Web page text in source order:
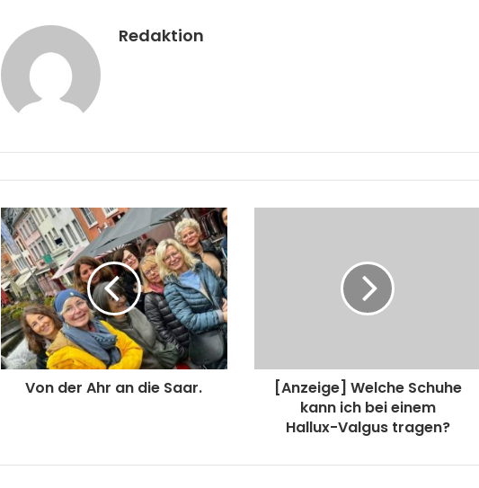
Redaktion
Von der Ahr an die Saar.
[Anzeige] Welche Schuhe
kann ich bei einem
Hallux-Valgus tragen?